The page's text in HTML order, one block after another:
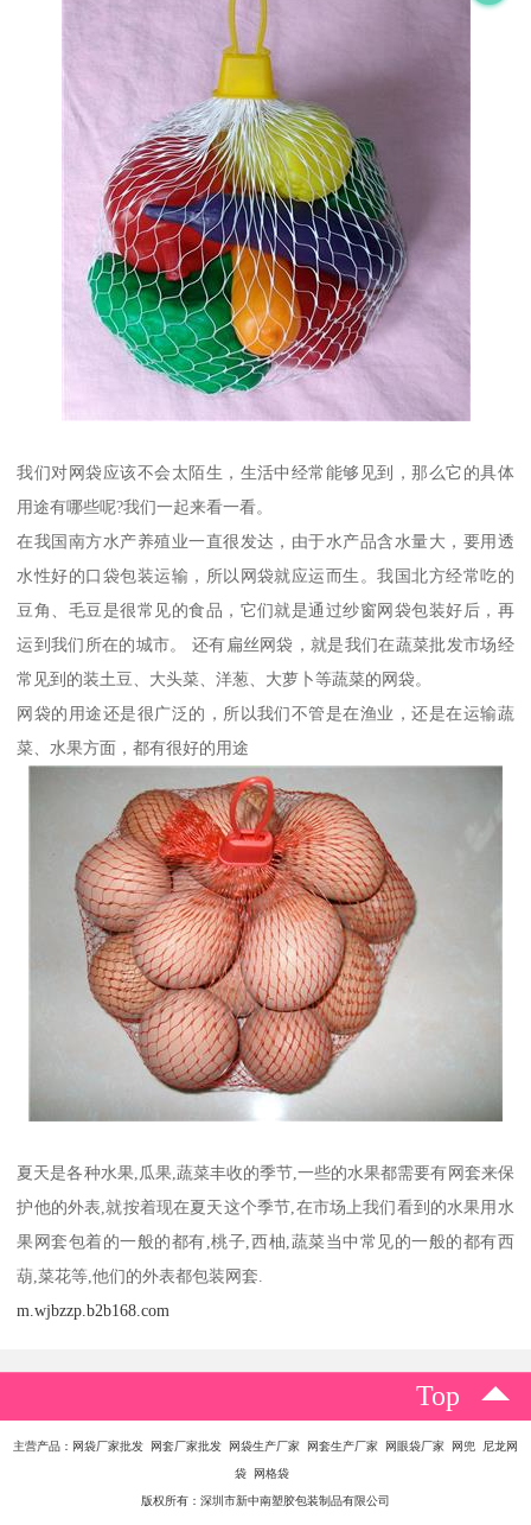
我们对网袋应该不会太陌生，生活中经常能够见到，那么它的具体
用途有哪些呢?我们一起来看一看。
在我国南方水产养殖业一直很发达，由于水产品含水量大，要用透
水性好的口袋包装运输，所以网袋就应运而生。我国北方经常吃的
豆角、毛豆是很常见的食品，它们就是通过纱窗网袋包装好后，再
运到我们所在的城市。 还有扁丝网袋，就是我们在蔬菜批发市场经
常见到的装土豆、大头菜、洋葱、大萝卜等蔬菜的网袋。
网袋的用途还是很广泛的，所以我们不管是在渔业，还是在运输蔬
菜、水果方面，都有很好的用途
夏天是各种水果,瓜果,蔬菜丰收的季节,一些的水果都需要有网套来保
护他的外表,就按着现在夏天这个季节,在市场上我们看到的水果用水
果网套包着的一般的都有,桃子,西柚,蔬菜当中常见的一般的都有西
葫,菜花等,他们的外表都包装网套.
m.wjbzzp.b2b168.com
Top
主营产品：网袋厂家批发 网套厂家批发 网袋生产厂家 网套生产厂家 网眼袋厂家 网兜 尼龙网
袋 网格袋
版权所有：深圳市新中南塑胶包装制品有限公司